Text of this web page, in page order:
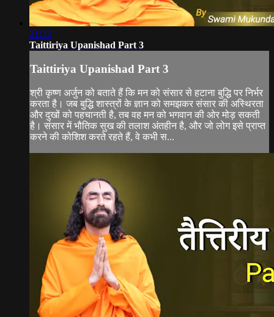
21:32
Taittiriya Upanishad Part 3
Taittiriya Upanishad Part 3
श्री कृष्ण अर्जुन को बताते हैं कि मन को संसार से हटाना बुद्धि पर निर्भर
करता है। जब बुद्धि शास्त्रों के ज्ञान को समझकर संसार की अस्थिरता
और दुखों को पहचानती है, तब वह मन को भगवान की ओर मोड़ सकती
है। संसार में भौतिक सुख की तलाश अंतहीन है, और जो लोग इसे प्राप्त
करने की कोशिश करते रहते हैं, वे कभी स...